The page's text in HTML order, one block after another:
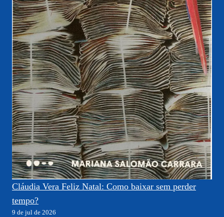
Cláudia Vera Feliz Natal: Como baixar sem perder
tempo?
9 de jul de 2026